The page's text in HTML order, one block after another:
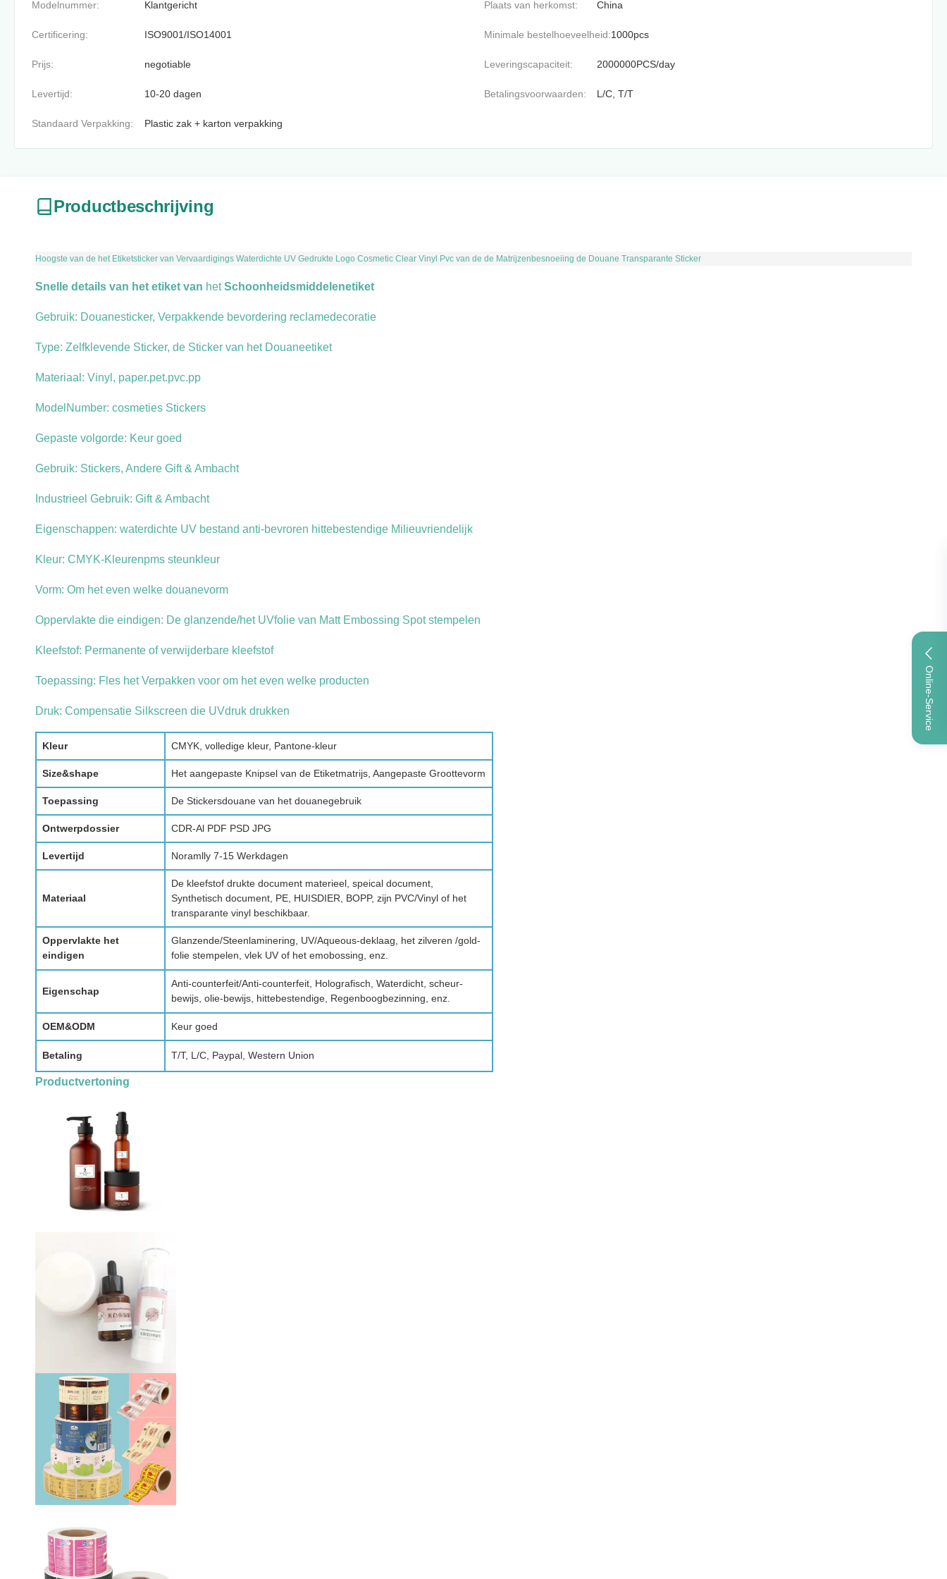
Online-Service
Modelnummer: Klantgericht Plaats van herkomst: China
Certificering: ISO9001/ISO14001 Minimale bestelhoeveelheid:1000pcs
Prijs: negotiable Leveringscapaciteit: 2000000PCS/day
Levertijd: 10-20 dagen Betalingsvoorwaarden: L/C, T/T
Standaard Verpakking: Plastic zak + karton verpakking
Productbeschrijving
Hoogste van de het Etiketsticker van Vervaardigings Waterdichte UV Gedrukte Logo Cosmetic Clear Vinyl Pvc van de de Matrijzenbesnoeiing de Douane Transparante Sticker
Snelle details van het etiket van hetSchoonheidsmiddelenetiket
Gebruik: Douanesticker, Verpakkende bevordering reclamedecoratie
Type: Zelfklevende Sticker, de Sticker van het Douaneetiket
Materiaal: Vinyl, paper.pet.pvc.pp
ModelNumber: cosmeties Stickers
Gepaste volgorde: Keur goed
Gebruik: Stickers, Andere Gift & Ambacht
Industrieel Gebruik: Gift & Ambacht
Eigenschappen: waterdichte UV bestand anti-bevroren hittebestendige Milieuvriendelijk
Kleur: CMYK-Kleurenpms steunkleur
Vorm: Om het even welke douanevorm
Oppervlakte die eindigen: De glanzende/het UVfolie van Matt Embossing Spot stempelen
Kleefstof: Permanente of verwijderbare kleefstof
Toepassing: Fles het Verpakken voor om het even welke producten
Druk: Compensatie Silkscreen die UVdruk drukken
Kleur CMYK, volledige kleur, Pantone-kleur
Size&shape Het aangepaste Knipsel van de Etiketmatrijs, Aangepaste Groottevorm
Toepassing De Stickersdouane van het douanegebruik
Ontwerpdossier CDR-Al PDF PSD JPG
Levertijd Noramlly 7-15 Werkdagen
Materiaal
De kleefstof drukte document materieel, speical document,
Synthetisch document, PE, HUISDIER, BOPP, zijn PVC/Vinyl of het
transparante vinyl beschikbaar.
Oppervlakte het
eindigen
Glanzende/Steenlaminering, UV/Aqueous-deklaag, het zilveren /gold-
folie stempelen, vlek UV of het emobossing, enz.
Eigenschap
Anti-counterfeit/Anti-counterfeit, Holografisch, Waterdicht, scheur-
bewijs, olie-bewijs, hittebestendige, Regenboogbezinning, enz.
OEM&ODM Keur goed
Betaling T/T, L/C, Paypal, Western Union
Productvertoning